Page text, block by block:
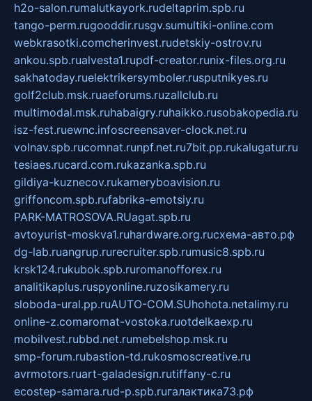
h2o-salon.rumalutkayork.rudeltaprim.spb.ru
tango-perm.rugooddir.rusgv.sumultiki-online.com
webkrasotki.comcherinvest.rudetskiy-ostrov.ru
ankou.spb.rualvesta1.rupdf-creator.runix-files.org.ru
sakhatoday.ruelektrikersymboler.rusputnikyes.ru
golf2club.msk.ruaeforums.ruzallclub.ru
multimodal.msk.ruhabaigry.ruhaikko.rusobakopedia.ru
isz-fest.ruewnc.infoscreensaver-clock.net.ru
volnav.spb.rucomnat.runpf.net.ru7bit.pp.rukalugatur.ru
tesiaes.rucard.com.rukazanka.spb.ru
gildiya-kuznecov.rukameryboavision.ru
griffoncom.spb.rufabrika-emotsiy.ru
PARK-MATROSOVA.RUagat.spb.ru
avtoyurist-moskva1.ruhardware.org.ruсхема-авто.рф
dg-lab.ruangrup.rurecruiter.spb.rumusic8.spb.ru
krsk124.rukubok.spb.ruromanofforex.ru
analitikaplus.ruspyonline.ruzosikamery.ru
sloboda-ural.pp.ruAUTO-COM.SUhohota.netalimy.ru
online-z.comaromat-vostoka.ruotdelkaexp.ru
mobilvest.rubbd.net.rumebelshop.msk.ru
smp-forum.rubastion-td.rukosmoscreative.ru
avrmotors.ruart-galadesign.rutiffany-c.ru
ecostep-samara.rud-p.spb.ruгалактика73.рф